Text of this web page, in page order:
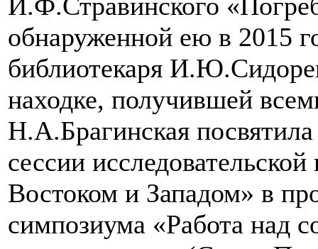
обнаруженной ею в 2015
библиотекаря
находке, получившей
Н.А.Брагинская
сессии
Востоком и Западом» в
симпозиума «Работа над